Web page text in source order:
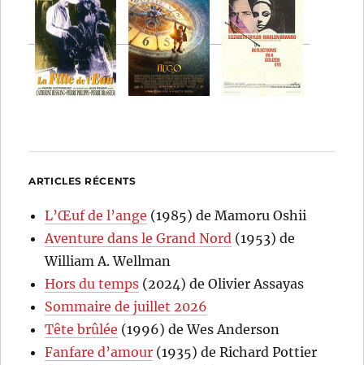
ARTICLES RÉCENTS
L’Œuf de l’ange (1985) de Mamoru Oshii
Aventure dans le Grand Nord (1953) de
William A. Wellman
Hors du temps (2024) de Olivier Assayas
Sommaire de juillet 2026
Tête brûlée (1996) de Wes Anderson
Fanfare d’amour (1935) de Richard Pottier